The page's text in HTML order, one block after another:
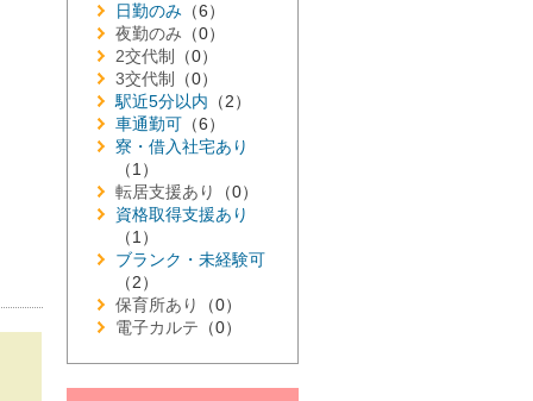
日勤のみ （6）
夜勤のみ （0）
2交代制
（0）
3交代制
（0）
駅近5分以内 （2）
車通勤可 （6）
寮・借入社宅あり
（1）
転居支援あり
（0）
資格取得支援あり
（1）
ブランク・未経験可
（2）
保育所あり
（0）
電子カルテ （0）